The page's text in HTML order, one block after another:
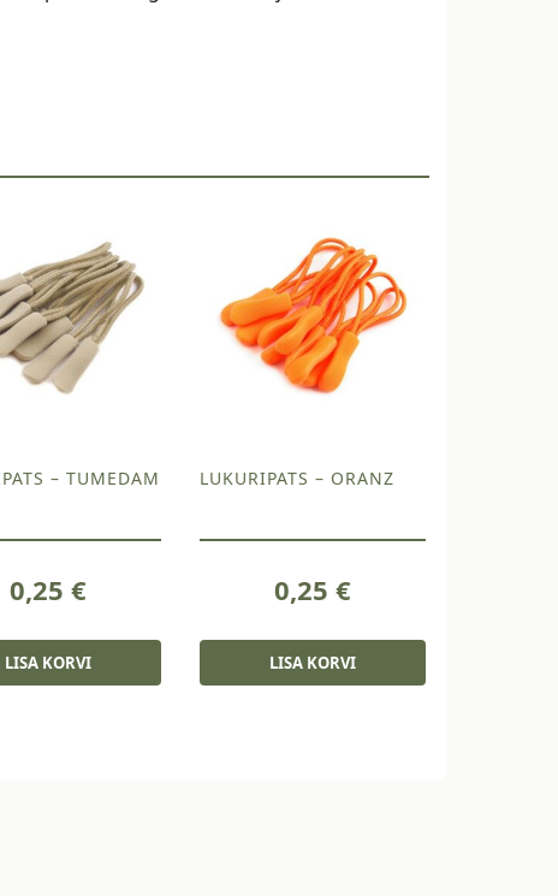
– TUMEDAM
0,25€
LISA KORVI
LUKURIPATS – ORANZ
0,25 €
LISA KORVI